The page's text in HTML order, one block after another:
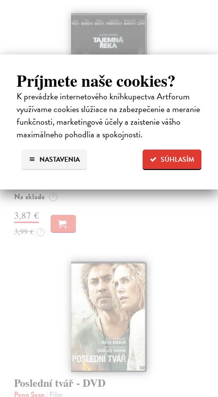
Príjmete naše cookies?
K prevádzke internetového kníhkupectva Artforum
využívame cookies slúžiace na zabezpečenie a meranie
funkčnosti, marketingové účely a zaistenie vášho
maximálneho pohodlia a spokojnosti.
SÚHLASÍM
NASTAVENIA
Tajemná řeka - DVD
Film natočený podle stejnojmenného románu Dennise Lehaha
rozkrývá příběh tří přátel. Jako děti vyrůstali Jimmy Markum (Sean
Na sklade ?
3,87 €
3,99 € ?
Poslední tvář - DVD
Penn Sean | Film